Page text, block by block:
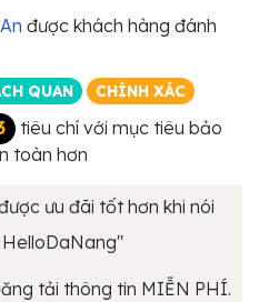
được khách hàng đánh
QUAN CHÍNH XÁC
tiêu chí với mục tiêu bảo
toàn hơn
ưu đãi tốt hơn khi nói
tải thông tin MIỄN PHÍ.